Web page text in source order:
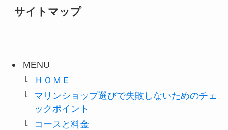
サイトマップ
MENU
ＨＯＭＥ
マリンショップ選びで失敗しないためのチェ
ックポイント
コースと料金